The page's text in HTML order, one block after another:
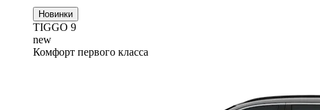
Новинки
TIGGO 9
new
Комфорт первого класса